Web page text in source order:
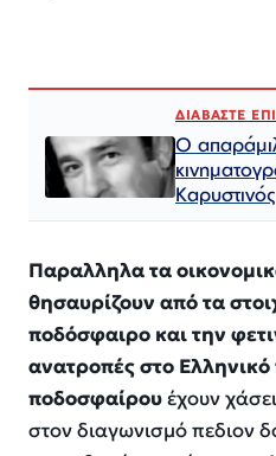
ΔΙΑΒΑΣΤΕ
Ο
Καρυστινός
Παραλληλα τα
θησαυρίζουν από τα
ποδόσφαιρο και την
ανατροπές στο
ποδοσφαίρουέχουν
στον διαγωνισμό πεδιον